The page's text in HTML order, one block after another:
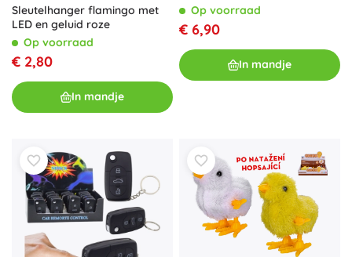
Sleutelhanger flamingo met
LED en geluid roze
Op voorraad
€ 2,80
In mandje
Op voorraad
€ 6,90
In mandje